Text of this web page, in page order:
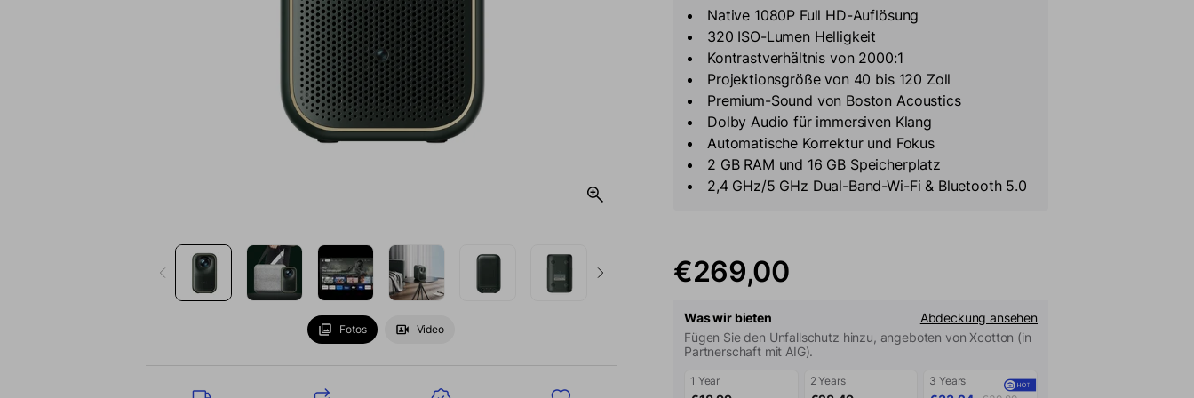
Fotos Video
Native 1080P Full HD-Auflösung
320 ISO-Lumen Helligkeit
Kontrastverhältnis von 2000:1
Projektionsgröße von 40 bis 120 Zoll
Premium-Sound von Boston Acoustics
Dolby Audio für immersiven Klang
Automatische Korrektur und Fokus
2 GB RAM und 16 GB Speicherplatz
2,4 GHz/5 GHz Dual-Band-Wi-Fi & Bluetooth 5.0
€269,00
Was wir bieten
Abdeckung ansehen
Fügen Sie den Unfallschutz hinzu, angeboten von Xcotton (in
Partnerschaft mit AIG).
1 Year 2 Years 3 Years